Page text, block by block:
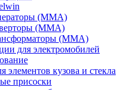
(MMA)
(MMA)
(MMA)
для электромобилей
элементов кузова и стекла
присоски